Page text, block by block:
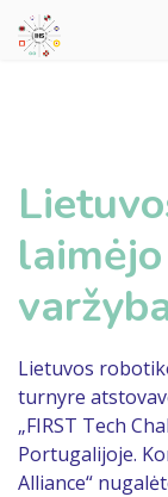
Lietuvos
turnyre
„FIRST Tech
Portugalijoje.
Alliance“